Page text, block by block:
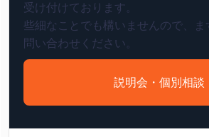
受け付けております。
些細なことでも構いませんので、ま
問い合わせください。
説明会・個別相談